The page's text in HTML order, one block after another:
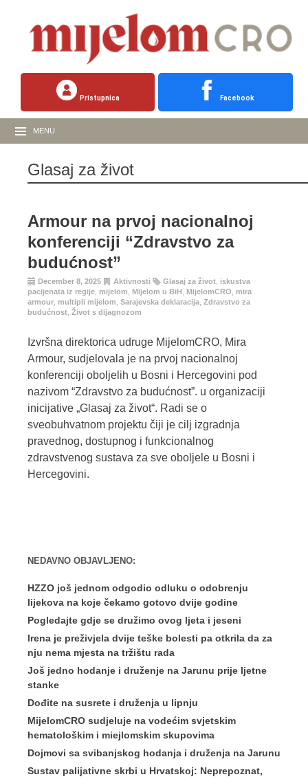
Pristupnica Facebook
MENU
Glasaj za život
Armour na prvoj nacionalnoj
konferenciji “Zdravstvo za
budućnost”
December 8, 2025 Aktivnosti Glasaj za život iskustva
pacijenata iz regije mijelom Mijelom u BiH MijelomCRO
mira
armour multipli mijelom Sarajevska deklaracija Zdravstvo za
budućnost Život s dijagnozom
Izvršna direktorica udruge MijelomCRO, Mira
Armour, sudjelovala je na prvoj nacionalnoj
konferenciji oboljelih u Bosni i Hercegovini pod
nazivom “Zdravstvo za budućnost”. u organizaciji
inicijative „Glasaj za život“. Radi se o
sveobuhvatnom projektu čiji je cilj izgradnja
pravednog, dostupnog i funkcionalnog
zdravstvenog sustava za sve oboljele u Bosni i
Hercegovini.
NEDAVNO OBJAVLJENO:
HZZO još jednom odgodio odluku o odobrenju
lijekova na koje čekamo gotovo dvije godine
Pogledajte gdje se družimo ovog ljeta i jeseni
Irena je preživjela dvije teške bolesti pa otkrila da za
nju nema mjesta na tržištu rada
Još jedno hodanje i druženje na Jarunu prije ljetne
stanke
Dođite na susrete i druženja u lipnju
MijelomCRO sudjeluje na vodećim svjetskim
hematološkim i miejlomskim skupovima
Dojmovi sa svibanjskog hodanja i druženja na Jarunu
Sustav palijativne skrbi u Hrvatskoj: Neprepoznat,